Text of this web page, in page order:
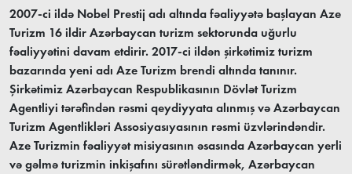
2007-ci ildə Nobel Prestij adı altında fəaliyyətə başlayan Aze
Turizm 16 ildir Azərbaycan turizm sektorunda uğurlu
fəaliyyətini davam etdirir. 2017-ci ildən şirkətimiz turizm
bazarında yeni adı Aze Turizm brendi altında tanınır.
Şirkətimiz Azərbaycan Respublikasının Dövlət Turizm
Agentliyi tərəfindən rəsmi qeydiyyata alınmış və Azərbaycan
Turizm Agentlikləri Assosiyasıyasının rəsmi üzvlərindəndir.
Aze Turizmin fəaliyyət misiyasının əsasında Azərbaycan yerli
və gəlmə turizmin inkişafını sürətləndirmək, Azərbaycan